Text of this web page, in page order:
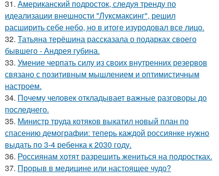
31. Американский подросток, следуя тренду по
идеализации внешности "Луксмаксинг", решил
расширить себе небо, но в итоге изуродовал все лицо.
32. Татьяна терёшина рассказала о подарках своего
бывшего - Андрея губина.
33. Умение черпать силу из своих внутренних резервов
связано с позитивным мышлением и оптимистичным
настроем.
34. Почему человек откладывает важные разговоры до
последнего.
35. Министр труда котяков выкатил новый план по
спасению демографии: теперь каждой россиянке нужно
выдать по 3-4 ребенка к 2030 году.
36. Россиянам хотят разрешить жениться на подростках.
37. Прорыв в медицине или настоящее чудо?